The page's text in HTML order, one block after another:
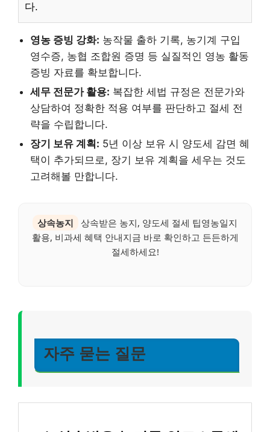
다.
영농 증빙 강화: 농작물 출하 기록, 농기계 구입
영수증, 농협 조합원 증명 등 실질적인 영농 활동
증빙 자료를 확보합니다.
세무 전문가 활용: 복잡한 세법 규정은 전문가와
상담하여 정확한 적용 여부를 판단하고 절세 전
략을 수립합니다.
장기 보유 계획: 5년 이상 보유 시 양도세 감면 혜
택이 추가되므로, 장기 보유 계획을 세우는 것도
고려해볼 만합니다.
상속농지
상속받은 농지, 양도세 절세 팁영농일지
활용, 비과세 혜택 안내지금 바로 확인하고 든든하게
절세하세요!
자주 묻는 질문